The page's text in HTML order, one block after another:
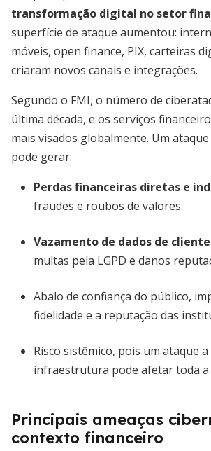
transformação digital no setor
superfície de ataque aumentou:
móveis, open finance, PIX, carteiras
criaram novos canais e integrações.
Segundo o FMI, o número de
última década, e os serviços
mais visados globalmente. Um
pode gerar:
Perdas financeiras diretas e
fraudes e roubos de valores.
Vazamento de dados de
multas pela LGPD e danos
Abalo de confiança do público,
fidelidade e a reputação das
Risco sistêmico, pois um ataque
infraestrutura pode afetar toda a
Principais ameaças
contexto financeiro